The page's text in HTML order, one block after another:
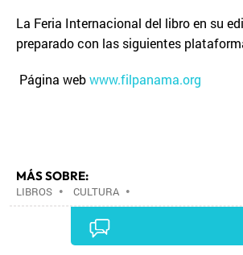
La Feria Internacional del libro en su
preparado con las siguientes
Página webwww.filpanama.org
MÁS SOBRE:
LIBROS • CULTURA •